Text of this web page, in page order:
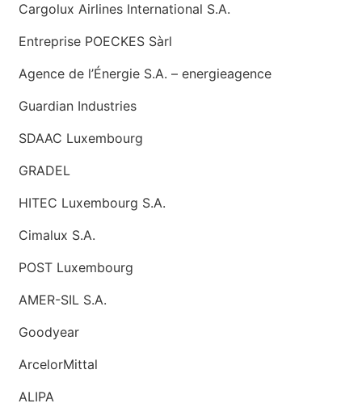
Cargolux Airlines International S.A.
Entreprise POECKES Sàrl
Agence de l’Énergie S.A. – energieagence
Guardian Industries
SDAAC Luxembourg
GRADEL
HITEC Luxembourg S.A.
Cimalux S.A.
POST Luxembourg
AMER-SIL S.A.
Goodyear
ArcelorMittal
ALIPA